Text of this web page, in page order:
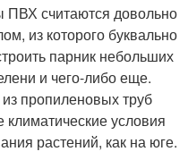
ПВХ считаются довольно
из которого буквально
парник небольших
и чего-либо еще.
пропиленовых труб
климатические условия
растений, как на юге.